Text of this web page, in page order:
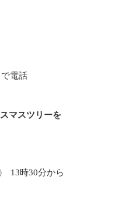
電話
マスツリーを
13時30分から